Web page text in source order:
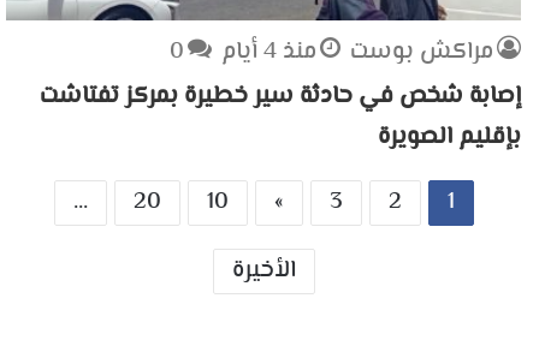
مراكش بوست منذ 4 أيام
0
إصابة شخص في حادثة سير خطيرة بمركز تفتاشت
بإقليم الصويرة
1
2
3
»
10
20
...
الأخيرة